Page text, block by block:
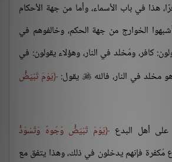
هذا في باب الأسماء، وأما من جهة الأحكام
الخوارج من جهة الحكم، وخالفوهم في
كافر، ومُخلد في النار، وهؤلاء يقولون: في
مخلد في النار، فالله يقول: يَوْمَ تَبْيَضُّ
أهل البدع
يَوْمَ تَبْيَضُّ وُجُوهٌ وَتَسْوَدُّ
مُكفرة فإنهم يدخلون في ذلك، وهذا يتفق مع